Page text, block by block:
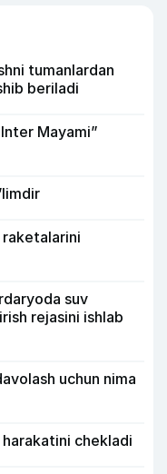
tumanlardan
beriladi
Mayami”
raketalarini
suv
rejasini ishlab
uchun nima
chekladi